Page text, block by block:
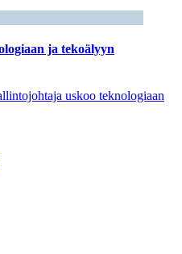
ja tekoälyyn
uskoo teknologiaan